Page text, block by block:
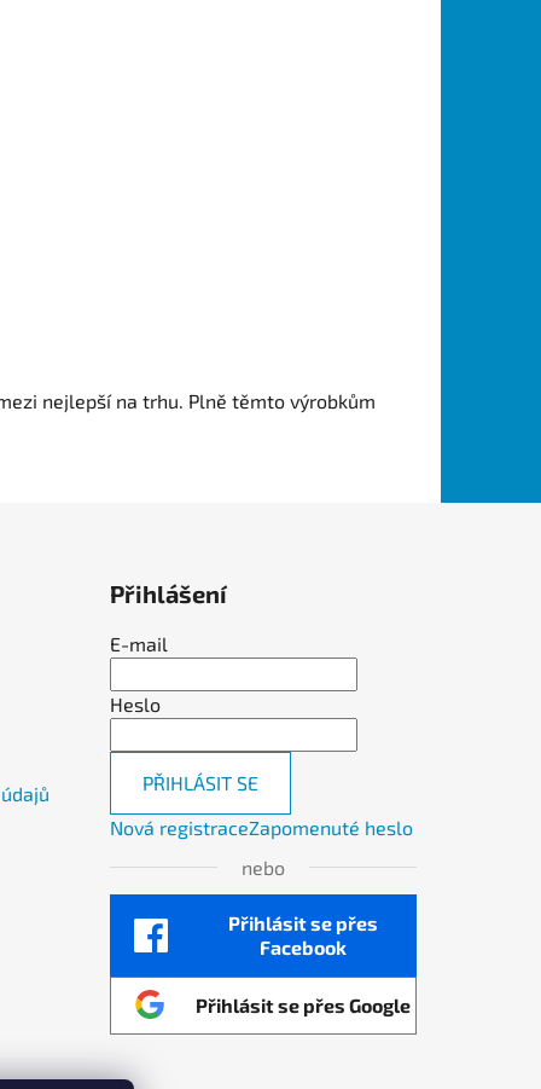
nejlepší na trhu. Plně těmto výrobkům
Přihlášení
E-mail
Heslo
PŘIHLÁSIT SE
Nová registraceZapomenuté heslo
nebo
Přihlásit se přes
Facebook
Přihlásit se přes Google